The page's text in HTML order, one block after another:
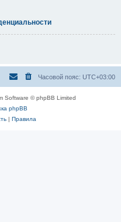
Часовой пояс: UTC+03:00
Software © phpBB Limited
phpBB
| Правила